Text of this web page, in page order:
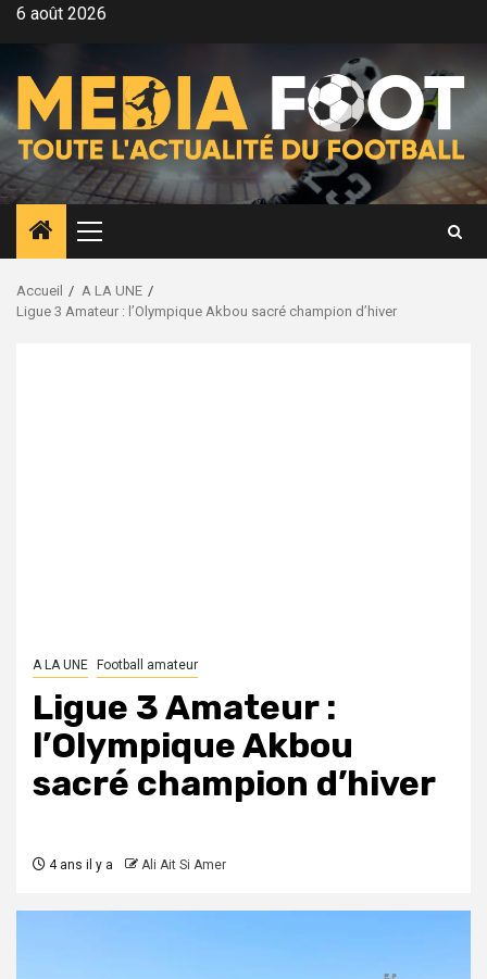
Aller6 août 2026
Menu
principal
Accueil
A LA UNE
Ligue 3 Amateur : l’Olympique Akbou sacré champion d’hiver
A LA UNE Football amateur
Ligue 3 Amateur :
l’Olympique Akbou
sacré champion d’hiver
4 ans il y a Ali Ait Si Amer